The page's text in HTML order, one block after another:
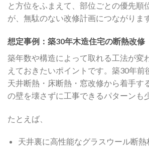
と方位をふまえて、部位ごとの優先順
が、無駄のない改修計画につながりま
想定事例：築30年木造住宅の断熱改修
築年数や構造によって取れる工法が変
えておきたいポイントです。築30年前
天井断熱・床断熱・窓改修から着手す
の壁を壊さずに工事できるパターンも
たとえば、
天井裏に高性能なグラスウール断